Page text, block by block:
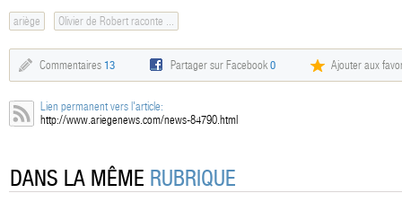
ariège Olivier de Robert raconte ...
Commentaires 13 Partager sur Facebook0 Ajouter aux
Lien permanent vers l'article:
http://www.ariegenews.com/news-84790.html
DANS LA MÊME RUBRIQUE